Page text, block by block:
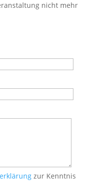
nicht mehr
zur Kenntnis